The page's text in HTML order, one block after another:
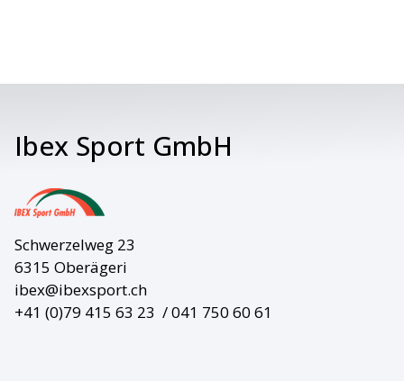
Ibex Sport GmbH
Schwerzelweg 23
6315 Oberägeri
ibex@ibexsport.ch
+41 (0)79 415 63 23 / 041 750 60 61